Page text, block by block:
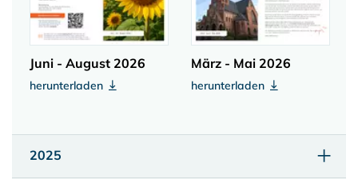
Juni - August 2026
herunterladen
März - Mai 2026
herunterladen
2025